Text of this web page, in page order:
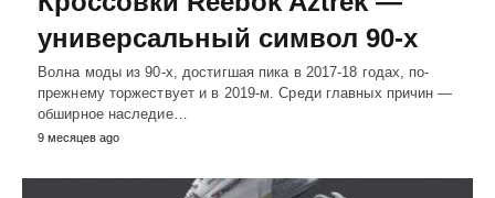
универсальный символ 90-х
Волна моды из 90-х, достигшая пика в 2017-18 годах, по-
прежнему торжествует и в 2019-м. Среди главных причин —
обширное наследие…
9 месяцев ago